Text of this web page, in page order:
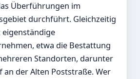
Überführungen im
durchführt. Gleichzeitig
eigenständige
etwa die Bestattung
Standorten, darunter
der Alten Poststraße. Wer